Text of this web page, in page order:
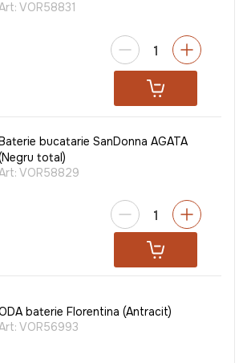
VOR58831
bucatarie SanDonna AGATA
total)
VOR58829
baterie Florentina (Antracit)
VOR56993